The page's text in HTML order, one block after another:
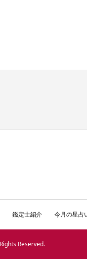
鑑定士紹介 今月の星占
Reserved.